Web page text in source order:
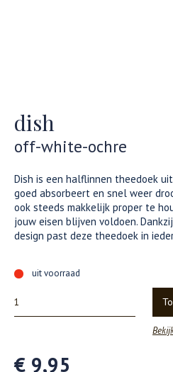
dish
off-white-ochre
Dish is een halflinnen theedoek
goed absorbeert en snel weer
ook steeds makkelijk proper te
jouw eisen blijven voldoen.
design past deze theedoek in
uit voorraad
€ 9,95